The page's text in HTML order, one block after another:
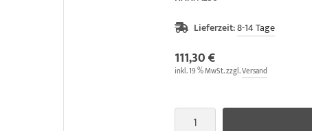
Lieferzeit:8-14 Tage
111,30 €
inkl. 19 % MwSt. zzgl.Versand